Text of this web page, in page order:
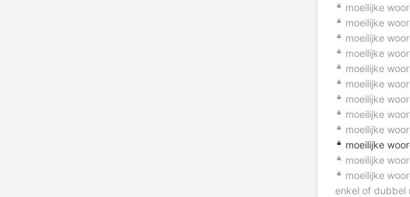
moeilijke
moeilijke
moeilijke
moeilijke
moeilijke
moeilijke
moeilijke
moeilijke
moeilijke
moeilijke
moeilijke
moeilijke